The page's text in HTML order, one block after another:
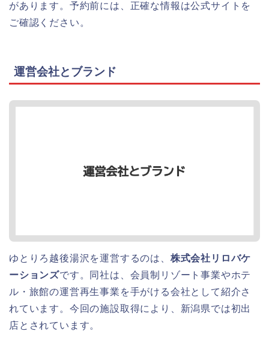
があります。予約前には、正確な情報は公式サイトを
ご確認ください。
運営会社とブランド
ゆとりろ越後湯沢を運営するのは、 株式会社リロバケ
ーションズです。同社は、会員制リゾート事業やホテ
ル・旅館の運営再生事業を手がける会社として紹介さ
れています。今回の施設取得により、新潟県では初出
店とされています。